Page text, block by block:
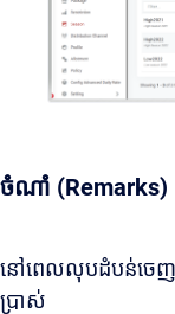
ចំណាំ (Remarks)
នៅពេលលុបដំបន់ចេញពី
ប្រាស់